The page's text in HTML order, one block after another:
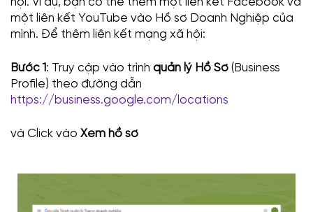
một liên kết YouTube vào Hồ sơ Doanh Nghiệp của
mình. Để thêm liên kết mạng xã hội:
Bước 1: Truy cập vào trình quản lý Hồ Sơ (Business
Profile) theo đường dẫn
https://business.google.com/locations
và Click vào Xem hồ sơ